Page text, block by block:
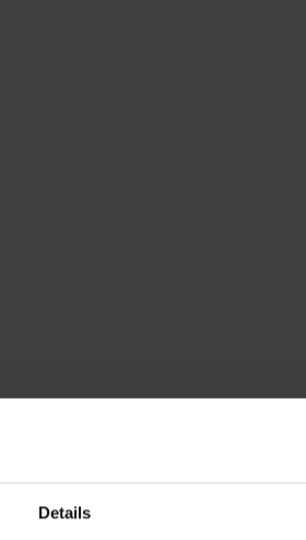
Details